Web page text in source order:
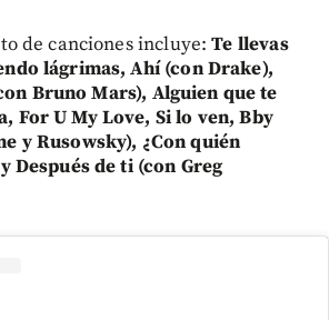
de canciones incluye:Te llevas
lágrimas, Ahí (con Drake),
Bruno Mars), Alguien que te
For U My Love, Si lo ven, Bby
y Rusowsky), ¿Con quién
Después de ti (con Greg